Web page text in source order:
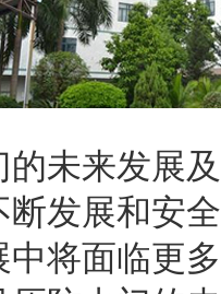
未来发展
断发展和安
中将面临更